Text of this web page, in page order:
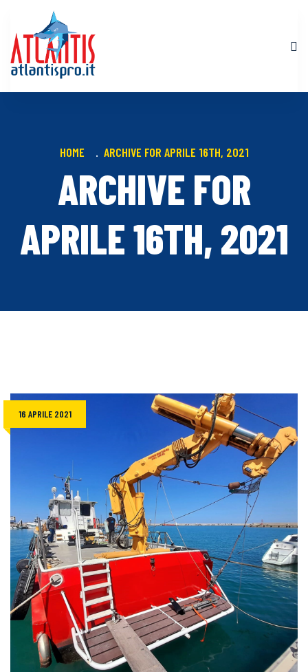
HOME ARCHIVE FOR APRILE 16TH, 2021
ARCHIVE FOR
APRILE 16TH, 2021
16 APRILE 2021